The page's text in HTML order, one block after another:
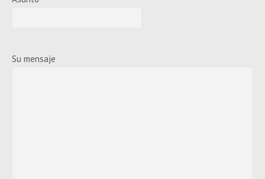
Su mensaje